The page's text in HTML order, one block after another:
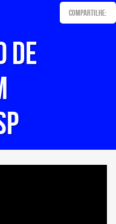
de
Compartilhe: